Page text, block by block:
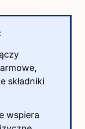
składniki
wspiera